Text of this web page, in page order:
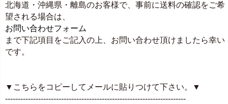
北海道・沖縄県・離島のお客様で、事前に送料の確認をご希
望される場合は、
お問い合わせフォーム
まで下記項目をご記入の上、お問い合わせ頂けましたら幸い
です。
▼こちらをコピーしてメールに貼りつけて下さい。▼
-----------------------------------------------------------------------